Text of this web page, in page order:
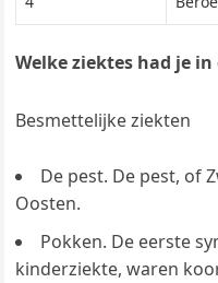
Welke ziektes had je
Besmettelijke ziekten
De pest. De pest, of
Oosten.
Pokken. De eerste
kinderziekte, waren